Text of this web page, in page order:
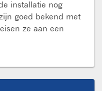
installatie nog
goed bekend met
ze aan een